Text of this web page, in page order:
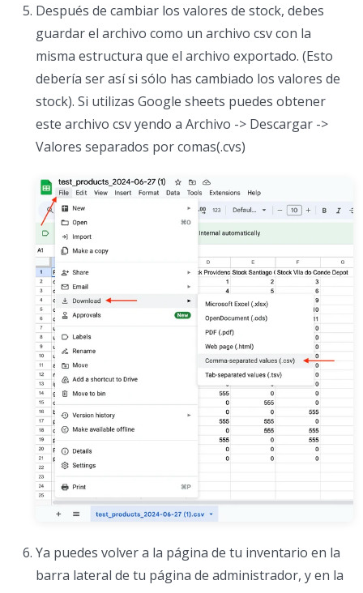
Después de cambiar los valores de stock, debes
guardar el archivo como un archivo csv con la
misma estructura que el archivo exportado. (Esto
debería ser así si sólo has cambiado los valores de
stock). Si utilizas Google sheets puedes obtener
este archivo csv yendo a Archivo -> Descargar ->
Valores separados por comas(.cvs)
Ya puedes volver a la página de tu inventario en la
barra lateral de tu página de administrador, y en la